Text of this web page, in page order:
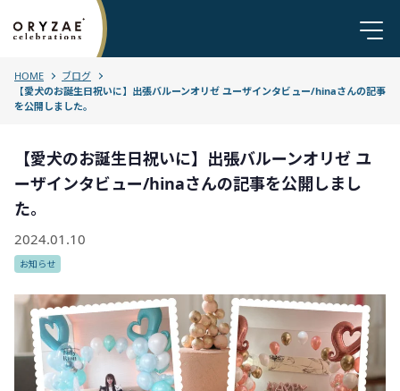
HOME
ブログ
【愛犬のお誕生日祝いに】出張バルーンオリゼ ユーザインタビュー/hinaさんの記事
を公開しました。
【愛犬のお誕生日祝いに】出張バルーンオリゼ ユ
ーザインタビュー/hinaさんの記事を公開しまし
た。
2024.01.10
お知らせ